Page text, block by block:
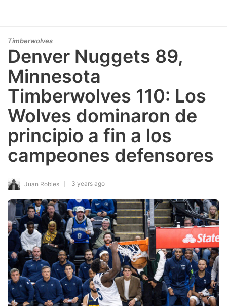
Timberwolves
Denver Nuggets 89,
Minnesota
Timberwolves 110: Los
Wolves dominaron de
principio a fin a los
campeones defensores
Juan Robles 3 years ago